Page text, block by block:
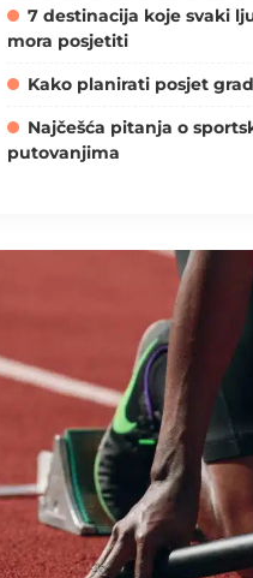
7 destinacija koje svaki
mora posjetiti
Kako planirati posjet
Najčešća pitanja o
putovanjima